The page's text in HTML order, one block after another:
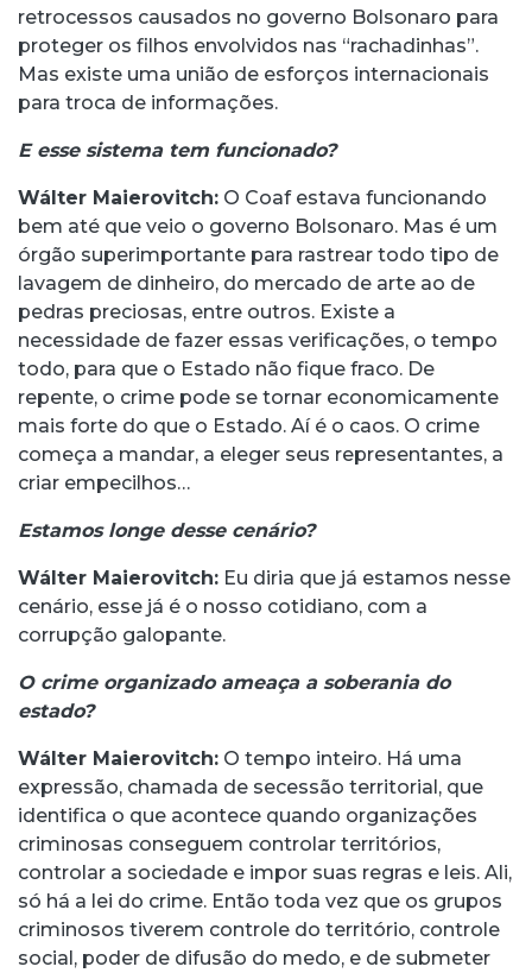
retrocessos causados no governo Bolsonaro para
proteger os filhos envolvidos nas “rachadinhas”.
Mas existe uma união de esforços internacionais
para troca de informações.
E esse sistema tem funcionado?
Wálter Maierovitch: O Coaf estava funcionando
bem até que veio o governo Bolsonaro. Mas é um
órgão superimportante para rastrear todo tipo de
lavagem de dinheiro, do mercado de arte ao de
pedras preciosas, entre outros. Existe a
necessidade de fazer essas verificações, o tempo
todo, para que o Estado não fique fraco. De
repente, o crime pode se tornar economicamente
mais forte do que o Estado. Aí é o caos. O crime
começa a mandar, a eleger seus representantes, a
criar empecilhos…
Estamos longe desse cenário?
Wálter Maierovitch: Eu diria que já estamos nesse
cenário, esse já é o nosso cotidiano, com a
corrupção galopante.
O crime organizado ameaça a soberania do
estado?
Wálter Maierovitch: O tempo inteiro. Há uma
expressão, chamada de secessão territorial, que
identifica o que acontece quando organizações
criminosas conseguem controlar territórios,
controlar a sociedade e impor suas regras e leis. Ali,
só há a lei do crime. Então toda vez que os grupos
criminosos tiverem controle do território, controle
social, poder de difusão do medo, e de submeter